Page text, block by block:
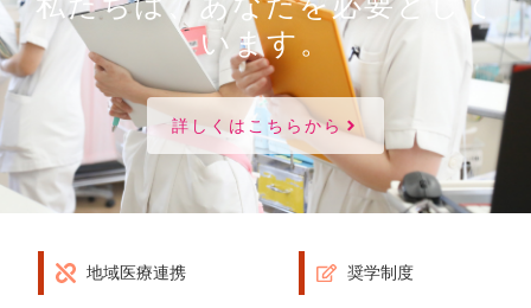
います。
詳しくはこちらから
地域医療連携 奨学制度